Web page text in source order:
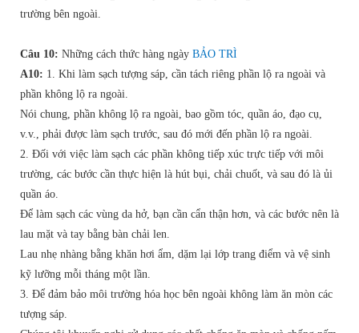
trường bên ngoài.
Câu 10: Những cách thức hàng ngày BẢO TRÌ
A10: 1. Khi làm sạch tượng sáp, cần tách riêng phần lộ ra ngoài và
phần không lộ ra ngoài.
Nói chung, phần không lộ ra ngoài, bao gồm tóc, quần áo, đạo cụ,
v.v., phải được làm sạch trước, sau đó mới đến phần lộ ra ngoài.
2. Đối với việc làm sạch các phần không tiếp xúc trực tiếp với môi
trường, các bước cần thực hiện là hút bụi, chải chuốt, và sau đó là ủi
quần áo.
Để làm sạch các vùng da hở, bạn cần cẩn thận hơn, và các bước nên là
lau mặt và tay bằng bàn chải len.
Lau nhẹ nhàng bằng khăn hơi ẩm, dặm lại lớp trang điểm và vệ sinh
kỹ lưỡng mỗi tháng một lần.
3. Để đảm bảo môi trường hóa học bên ngoài không làm ăn mòn các
tượng sáp.